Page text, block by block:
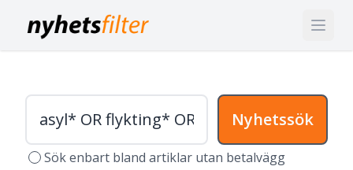
Nyhetssök
Sök enbart bland artiklar utan betalvägg